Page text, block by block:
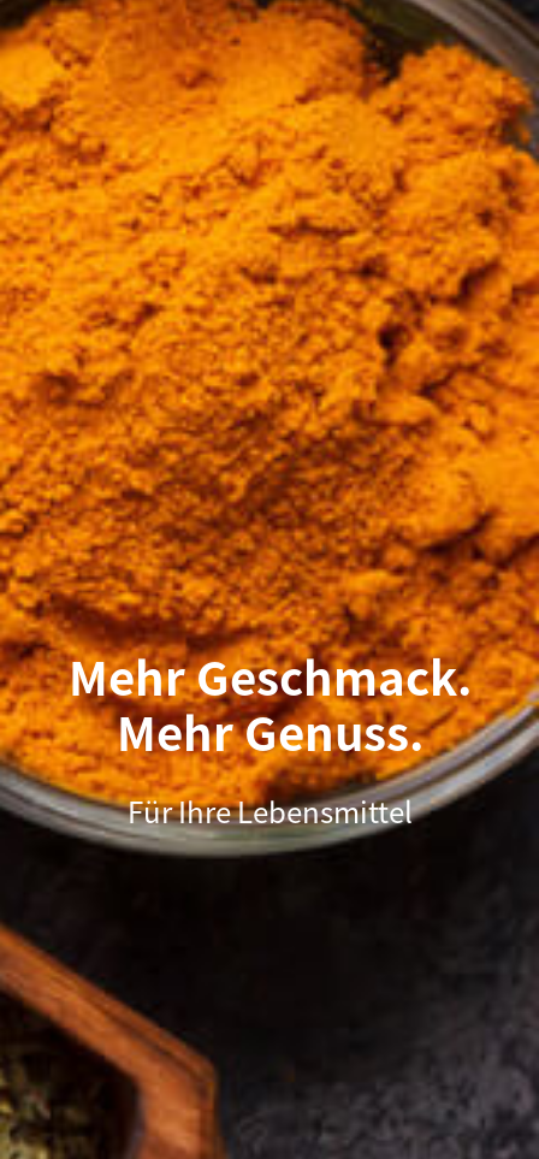
Mehr Geschmack.
Mehr Genuss.
Für Ihre Lebensmittel